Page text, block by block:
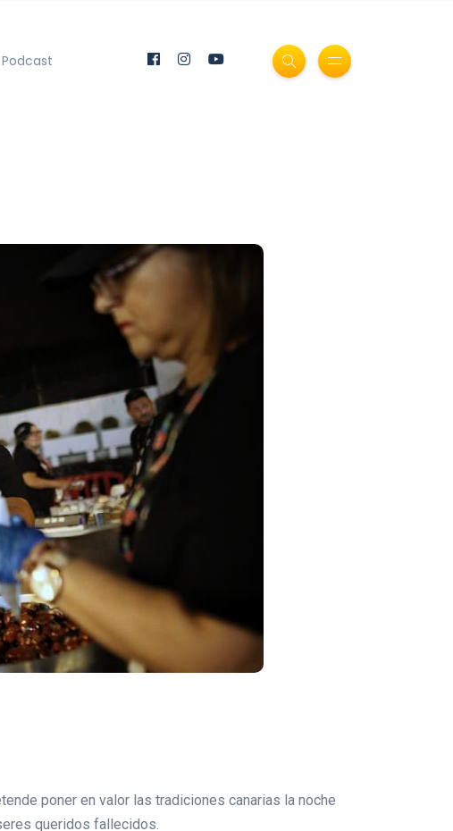
Podcast
poner en valor las tradiciones canarias la noche
queridos fallecidos.